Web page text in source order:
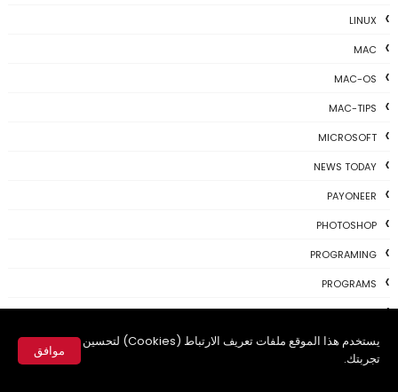
يستخدم هذا الموقع ملفات تعريف الارتباط (Cookies) لتحسين
تجربتك.
موافق
LINUX
MAC
MAC-OS
MAC-TIPS
MICROSOFT
NEWS TODAY
PAYONEER
PHOTOSHOP
PROGRAMING
PROGRAMS
REVIEWS
SKYPE